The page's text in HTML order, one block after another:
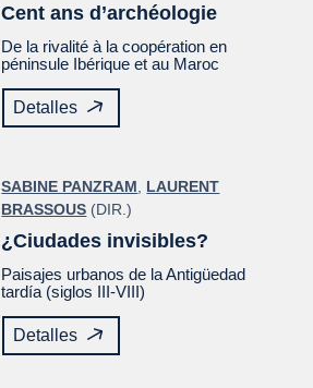
Cent ans d’archéologie
De la rivalité à la coopération en
péninsule Ibérique et au Maroc
Detalles
SABINE PANZRAM
LAURENT
BRASSOUS (DIR.)
¿Ciudades invisibles?
Paisajes urbanos de la Antigüedad
tardía (siglos III-VIII)
Detalles